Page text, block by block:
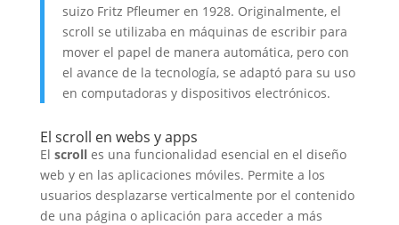
suizo Fritz Pfleumer en 1928. Originalmente, el
scroll se utilizaba en máquinas de escribir para
mover el papel de manera automática, pero con
el avance de la tecnología, se adaptó para su uso
en computadoras y dispositivos electrónicos.
El scroll en webs y apps
El scrolles una funcionalidad esencial en el diseño
web y en las aplicaciones móviles. Permite a los
usuarios desplazarse verticalmente por el contenido
de una página o aplicación para acceder a más